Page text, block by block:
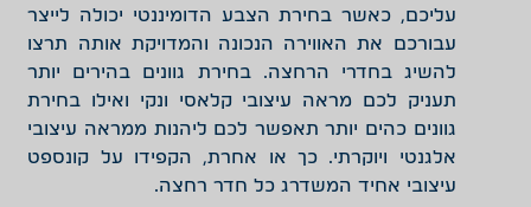
עליכם, כאשר בחירת הצבע הדומיננטי יכולה לייצר
עבורכם את האווירה הנכונה והמדויקת אותה תרצו
להשיג בחדרי הרחצה. בחירת גוונים בהירים יותר
תעניק לכם מראה עיצובי קלאסי ונקי ואילו בחירת
גוונים כהים יותר תאפשר לכם ליהנות ממראה עיצובי
אלגנטי ויוקרתי. כך או אחרת, הקפידו על קונספט
עיצובי אחיד המשדרג כל חדר רחצה.